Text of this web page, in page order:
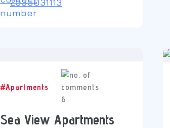
#Apartments
6
Sea View Apartments